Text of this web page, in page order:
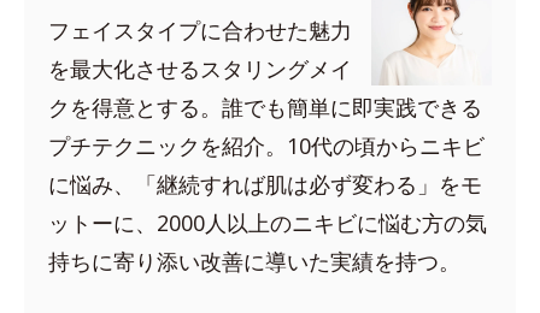
フェイスタイプに合わせた魅力
を最大化させるスタリングメイ
クを得意とする。誰でも簡単に即実践できる
プチテクニックを紹介。10代の頃からニキビ
に悩み、「継続すれば肌は必ず変わる」をモ
ットーに、2000人以上のニキビに悩む方の気
持ちに寄り添い改善に導いた実績を持つ。